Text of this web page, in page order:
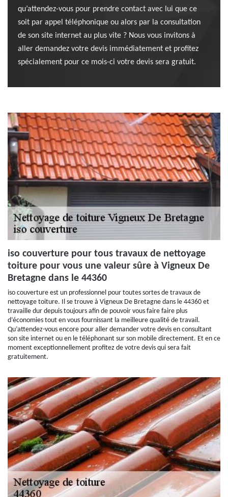
qu’attendez-vous pour prendre contact avec lui que ce
soit par appel téléphonique ou alors par la consultation
de son site internet au plus vite ? Nous vous invitons à
aller demandez votre devis immédiatement et profitez
spécialement pour ce mois-ci votre devis sera gratuit.
iso couverture pour tous travaux de nettoyage
toiture pour vous une valeur sûre à Vigneux De
Bretagne dans le 44360
iso couverture est un professionnel pour toutes sortes de travaux de
nettoyage toiture. Il se trouve à Vigneux De Bretagne dans le 44360 et
travaille dur depuis toujours afin de pouvoir vous faire faire plus
d’économies tout en vous fournissant la meilleure qualité de travail.
Qu’attendez-vous encore pour aller demander votre devis en consultant
son site internet ou en le téléphonant sur son mobile directement. Et en ce
moment exceptionnellement profitez de votre devis qui sera fait
gratuitement.